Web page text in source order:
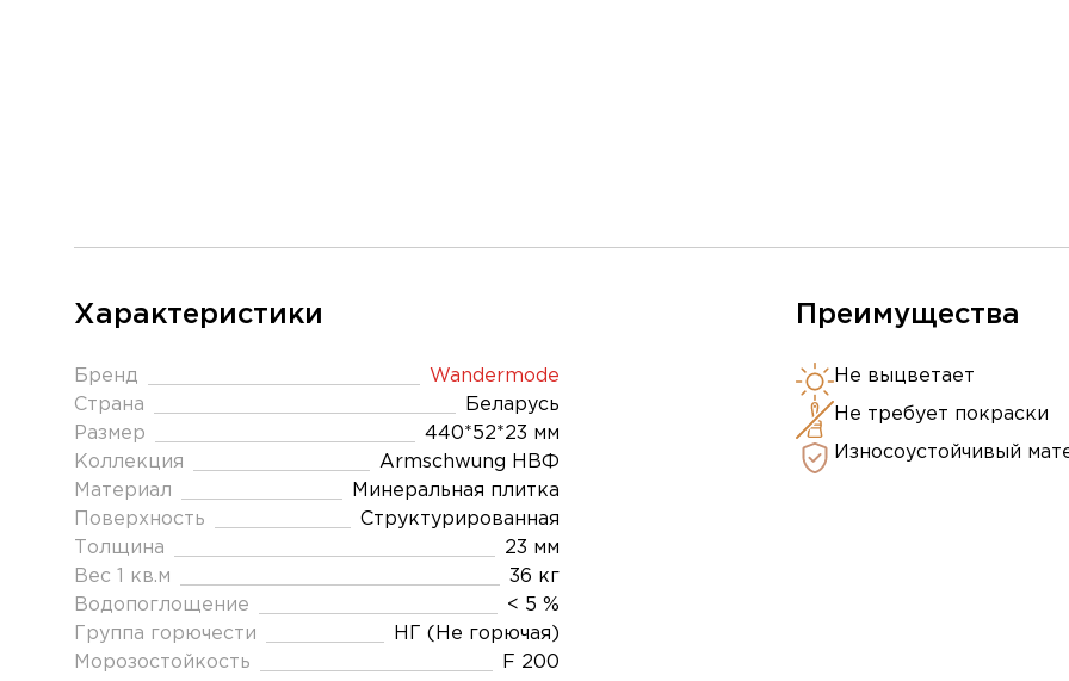
Характеристики
Бренд
Wandermode
Страна
Беларусь
Размер
440*52*23 мм
Коллекция
Armschwung НВФ
Материал
Минеральная плитка
Поверхность
Структурированная
Толщина
23 мм
Вес 1 кв.м
36 кг
Водопоглощение
< 5 %
Группа горючести
НГ (Не горючая)
Морозостойкость
F 200
Преимущества
Не выцветает
Не требует покраски
Износоустойчивый